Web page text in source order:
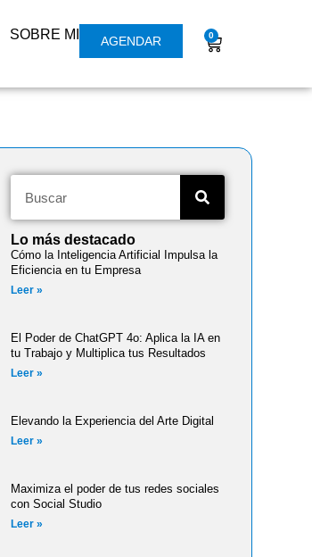
SOBRE MI AGENDAR 0
Lo más destacado
Cómo la Inteligencia Artificial Impulsa la
Eficiencia en tu Empresa
Leer »
El Poder de ChatGPT 4o: Aplica la IA en
tu Trabajo y Multiplica tus Resultados
Leer »
Elevando la Experiencia del Arte Digital
Leer »
Maximiza el poder de tus redes sociales
con Social Studio
Leer »